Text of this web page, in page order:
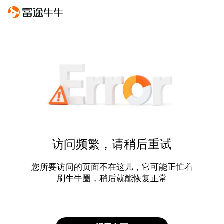
访问频繁，请稍后重试
您所要访问的页面不在这儿，它可能正忙着
刷牛牛圈，稍后就能恢复正常